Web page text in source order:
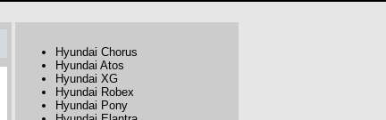
Hyundai Chorus
Hyundai Atos
Hyundai XG
Hyundai Robex
Hyundai Pony